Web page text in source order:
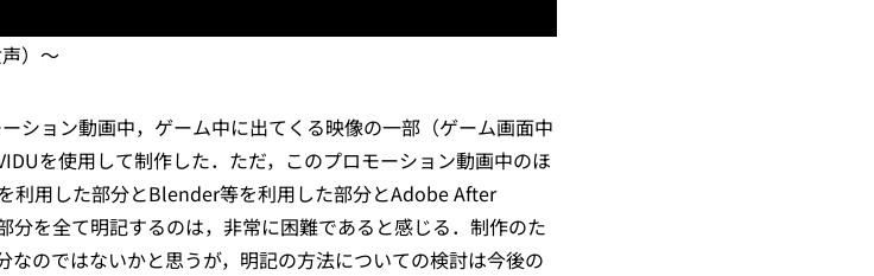
）〜
ション動画中，ゲーム中に出てくる映像の一部（ゲーム画面中
を使用して制作した．ただ，このプロモーション動画中のほ
利用した部分とBlender等を利用した部分とAdobe After
を全て明記するのは，非常に困難であると感じる．制作のた
のではないかと思うが，明記の方法についての検討は今後の